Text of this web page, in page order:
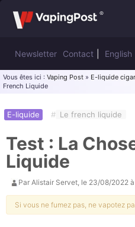
Newsletter Contact English
Vous êtes ici : Vaping Post » E-liquide
French Liquide
Test : La
Liquide
E-liquide # Le french liquide
Par Alistair Servet, le 23/08/2022
Si vous ne fumez pas, ne vapotez